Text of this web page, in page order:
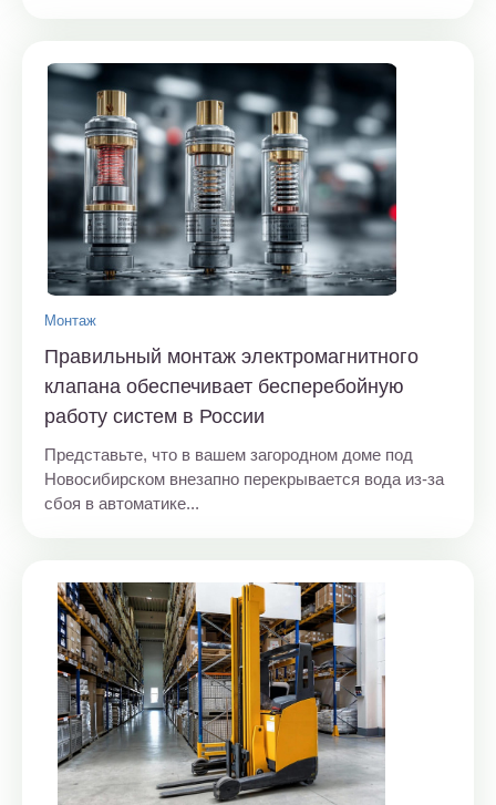
Монтаж
Правильный монтаж электромагнитного
клапана обеспечивает бесперебойную
работу систем в России
Представьте, что в вашем загородном доме под
Новосибирском внезапно перекрывается вода из-за
сбоя в автоматике...